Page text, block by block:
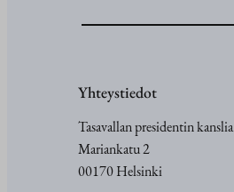
Yhteystiedot
Tasavallan presidentin kanslia
Mariankatu 2
00170 Helsinki